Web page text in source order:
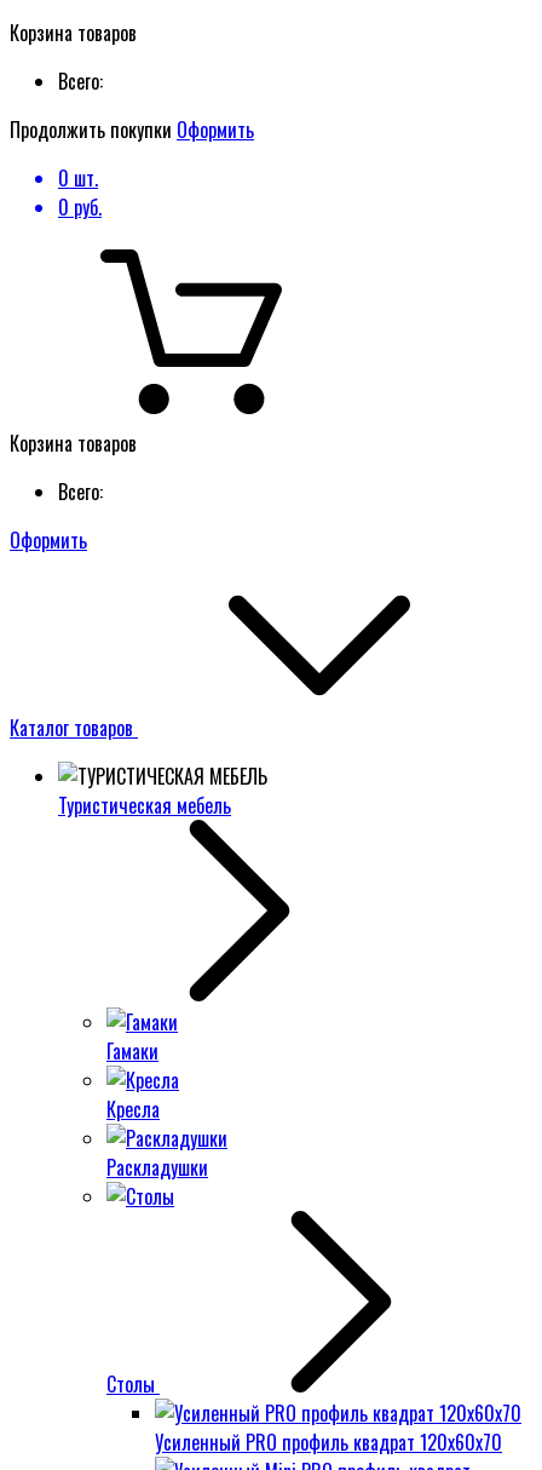
Корзина товаров
Всего:
Продолжить покупки Оформить
0 шт.
0 руб.
Корзина товаров
Всего:
Оформить
Каталог товаров
Туристическая мебель
Гамаки
Кресла
Раскладушки
Столы
Усиленный PRO профиль квадрат 120х60х70